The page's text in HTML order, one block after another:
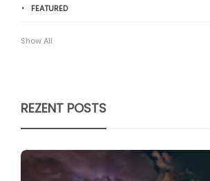
FEATURED
Show All
REZENT POSTS